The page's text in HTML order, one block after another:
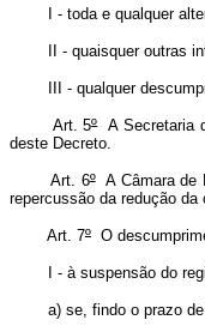
I - toda e qualquer
II - quaisquer outras
III - qualquer
Art. 5ºA Secretaria
deste Decreto.
Art. 6ºA Câmara de
repercussão da redução
Art. 7º O
I - à suspensão do
a) se, findo o prazo de